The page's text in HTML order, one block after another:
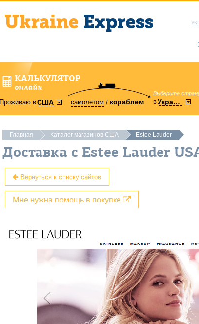
КАЛЬКУЛЯТОР
онлайн
Проживаю вСША самолетом кораблем
Выберите
вУкраину
Главная Каталог магазинов США Estee Lauder
Доставка с Estee Lauder
Вернуться к списку сайтов
Мне нужна помощь в покупке